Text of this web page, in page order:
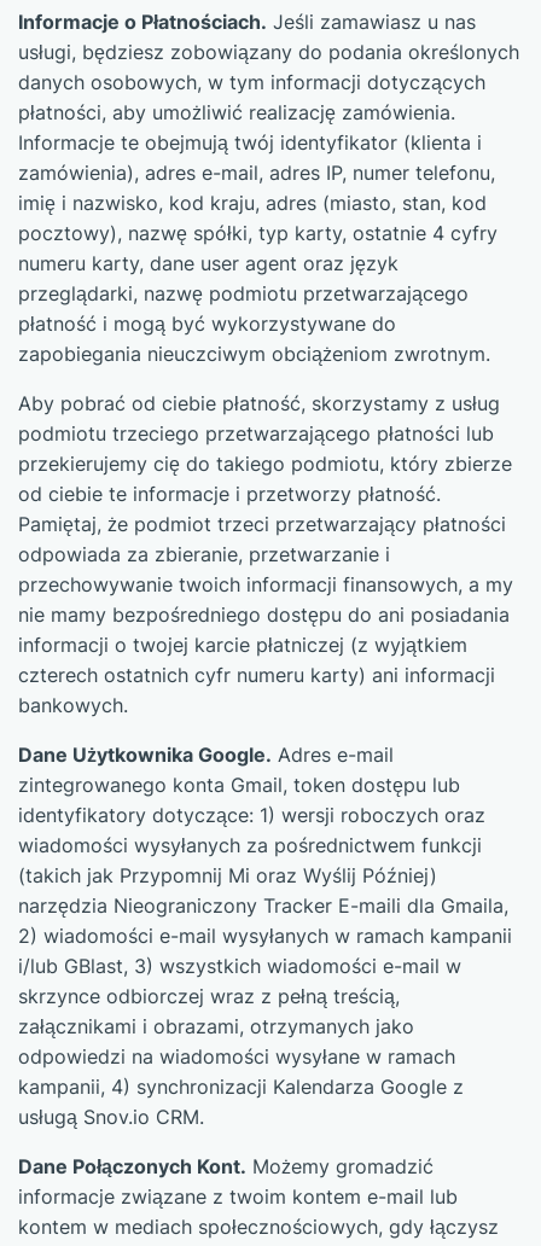
Informacje o Płatnościach. Jeśli zamawiasz u nas
usługi, będziesz zobowiązany do podania określonych
danych osobowych, w tym informacji dotyczących
płatności, aby umożliwić realizację zamówienia.
Informacje te obejmują twój identyfikator (klienta i
zamówienia), adres e-mail, adres IP, numer telefonu,
imię i nazwisko, kod kraju, adres (miasto, stan, kod
pocztowy), nazwę spółki, typ karty, ostatnie 4 cyfry
numeru karty, dane user agent oraz język
przeglądarki, nazwę podmiotu przetwarzającego
płatność i mogą być wykorzystywane do
zapobiegania nieuczciwym obciążeniom zwrotnym.
Aby pobrać od ciebie płatność, skorzystamy z usług
podmiotu trzeciego przetwarzającego płatności lub
przekierujemy cię do takiego podmiotu, który zbierze
od ciebie te informacje i przetworzy płatność.
Pamiętaj, że podmiot trzeci przetwarzający płatności
odpowiada za zbieranie, przetwarzanie i
przechowywanie twoich informacji finansowych, a my
nie mamy bezpośredniego dostępu do ani posiadania
informacji o twojej karcie płatniczej (z wyjątkiem
czterech ostatnich cyfr numeru karty) ani informacji
bankowych.
Dane Użytkownika Google. Adres e-mail
zintegrowanego konta Gmail, token dostępu lub
identyfikatory dotyczące: 1) wersji roboczych oraz
wiadomości wysyłanych za pośrednictwem funkcji
(takich jak Przypomnij Mi oraz Wyślij Później)
narzędzia Nieograniczony Tracker E-maili dla Gmaila,
2) wiadomości e-mail wysyłanych w ramach kampanii
i/lub GBlast, 3) wszystkich wiadomości e-mail w
skrzynce odbiorczej wraz z pełną treścią,
załącznikami i obrazami, otrzymanych jako
odpowiedzi na wiadomości wysyłane w ramach
kampanii, 4) synchronizacji Kalendarza Google z
usługą Snov.io CRM.
Dane Połączonych Kont. Możemy gromadzić
informacje związane z twoim kontem e-mail lub
kontem w mediach społecznościowych, gdy łączysz